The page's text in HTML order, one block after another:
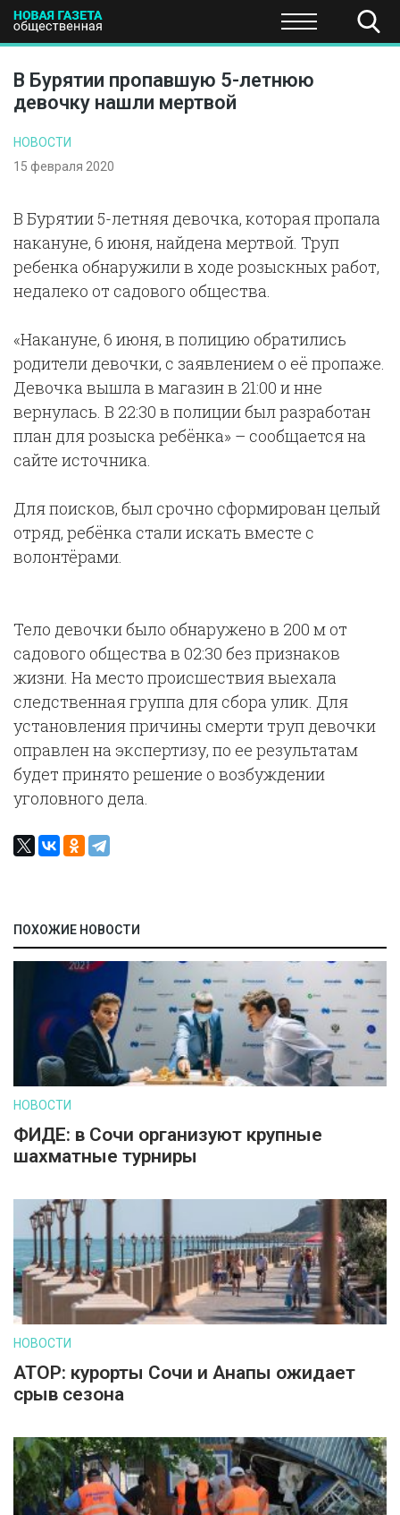
ПОЛИТИКА ЭКОНОМИКА НАУКА И
В Бурятии пропавшую 5-летнюю
девочку нашли мертвой
НОВОСТИ
15 февраля 2020
В Бурятии 5-летняя девочка, которая пропала
накануне, 6 июня, найдена мертвой. Труп
ребенка обнаружили в ходе розыскных работ,
недалеко от садового общества.
«Накануне, 6 июня, в полицию обратились
родители девочки, с заявлением о её пропаже.
Девочка вышла в магазин в 21:00 и нне
вернулась. В 22:30 в полиции был разработан
план для розыска ребёнка» – сообщается на
сайте источника.
Для поисков, был срочно сформирован целый
отряд, ребёнка стали искать вместе с
волонтёрами.
Тело девочки было обнаружено в 200 м от
садового общества в 02:30 без признаков
жизни. На место происшествия выехала
следственная группа для сбора улик. Для
установления причины смерти труп девочки
оправлен на экспертизу, по ее результатам
будет принято решение о возбуждении
уголовного дела.
ПОХОЖИЕ НОВОСТИ
НОВОСТИ
ФИДЕ: в Сочи организуют крупные
шахматные турниры
НОВОСТИ
АТОР: курорты Сочи и Анапы ожидает
срыв сезона